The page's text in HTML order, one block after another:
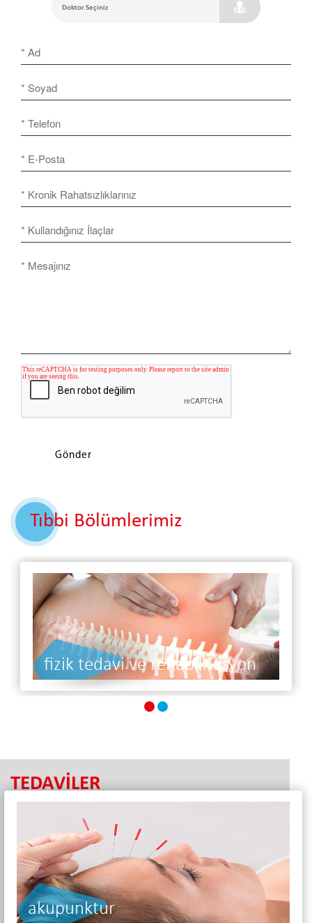
Tıbbi Bölümlerimiz
fizik tedavi ve rehabilitasyon
TEDAVİLER
akupunktur